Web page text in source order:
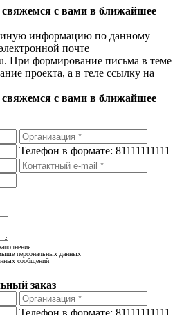
с вами в ближайшее
иную информацию по данному
почте
При формирование письма в теме
проекта, а в теле ссылку на
с вами в ближайшее
Телефон в формате: 81111111111
персональных данных
сообщений
заказ
Телефон в формате: 81111111111